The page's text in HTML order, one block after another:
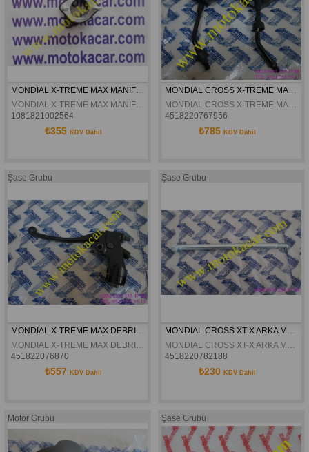
MONDIAL X-TREME MAX MANIFOLD ORJINAL
MONDIAL X-TREME MAX MANIFOLD ORJINAL
1081821002564
₺355 KDV Dahil
4518220767956
₺785 KDV Dahil
Şase Grubu
MONDIAL X-TREME MAX DEBRIYAJ KÜTÜGÜ KOMPLE ORJINAL
MONDIAL X-TREME MAX DEBRIYAJ KÜTÜGÜ KOMPLE ORJINAL
451822076870
₺557 KDV Dahil
Şase Grubu
MONDIAL CROSS XT-X ARKA MAFSAL MILI ORJINAL
MONDIAL CROSS XT-X ARKA MAFSAL MILI ORJINAL
4518220782188
₺230 KDV Dahil
Motor Grubu Şase Grubu